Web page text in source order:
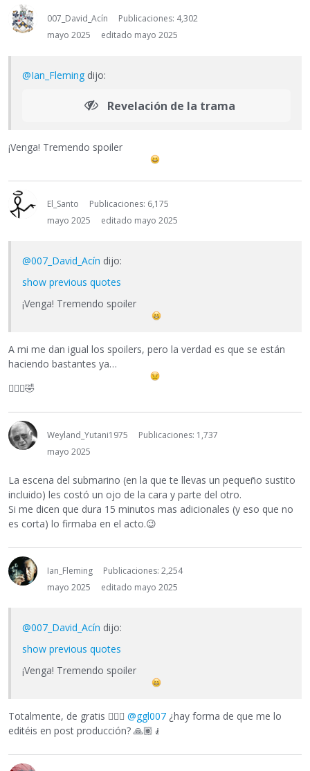
007_David_Acín
Publicaciones: 4,302
mayo 2025
editado mayo 2025
@Ian_Fleming dijo:
Revelación de la trama
¡Venga! Tremendo spoiler
El_Santo
Publicaciones: 6,175
mayo 2025
editado mayo 2025
@007_David_Acín dijo:
show previous quotes
¡Venga! Tremendo spoiler
A mi me dan igual los spoilers, pero la verdad es que se están
haciendo bastantes ya…
🤦🏼‍♂️🤣
Weyland_Yutani1975
Publicaciones: 1,737
mayo 2025
La escena del submarino (en la que te llevas un pequeño sustito
incluido) les costó un ojo de la cara y parte del otro.
Si me dicen que dura 15 minutos mas adicionales (y eso que no
es corta) lo firmaba en el acto.😉
Ian_Fleming
Publicaciones: 2,254
mayo 2025
editado mayo 2025
@007_David_Acín dijo:
show previous quotes
¡Venga! Tremendo spoiler
Totalmente, de gratis 🤦🏽‍♂️ @ggl007 ¿hay forma de que me lo
editéis en post producción? 🙏🏽 🧎